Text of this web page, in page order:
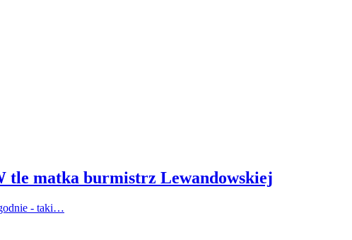
tle matka burmistrz Lewandowskiej
- taki…